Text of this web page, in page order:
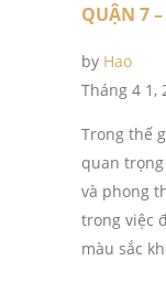
QUẬN 7
by Hao
Tháng 4 1,
Trong thế
quan
và phong
trong việc
màu sắc